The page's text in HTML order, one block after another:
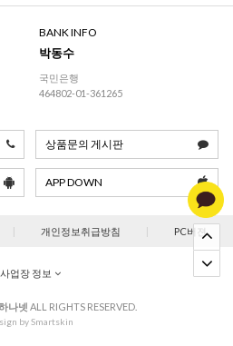
BANK INFO
박동수
국민은행
464802-01-361265
상품문의 게시판
APP DOWN
| 개인정보취급방침 | PC버젼
사업장 정보
나넷 ALL RIGHTS RESERVED.